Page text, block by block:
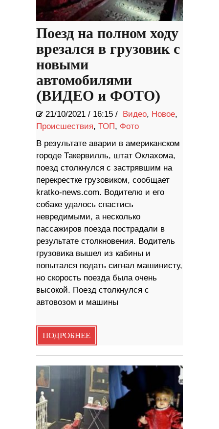
Поезд на полном ходу
врезался в грузовик с
новыми
автомобилями
(ВИДЕО и ФОТО)
21/10/2021 / 16:15 / Видео, Новое,
Происшествия, ТОП, Фото
В результате аварии в американском
городе Такервилль, штат Оклахома,
поезд столкнулся с застрявшим на
перекрестке грузовиком, сообщает
kratko-news.com. Водителю и его
собаке удалось спастись
невредимыми, а несколько
пассажиров поезда пострадали в
результате столкновения. Водитель
грузовика вышел из кабины и
попытался подать сигнал машинисту,
но скорость поезда была очень
высокой. Поезд столкнулся с
автовозом и машины
ПОДРОБНЕЕ